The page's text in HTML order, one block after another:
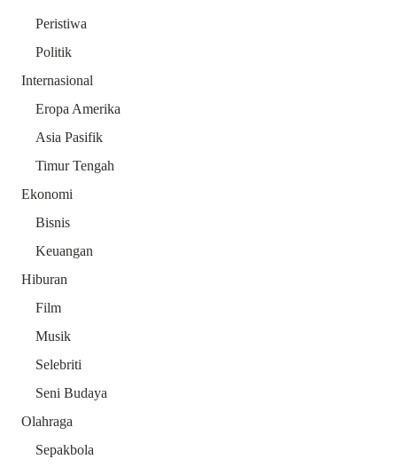
Peristiwa
Politik
Internasional
Eropa Amerika
Asia Pasifik
Timur Tengah
Ekonomi
Bisnis
Keuangan
Hiburan
Film
Musik
Selebriti
Seni Budaya
Olahraga
Sepakbola